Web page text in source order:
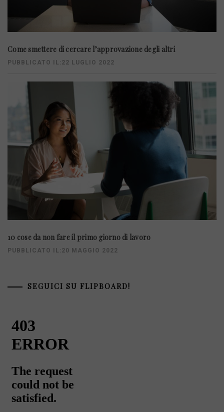
Come smettere di cercare l’approvazione degli altri
PUBBLICATO IL:22 LUGLIO 2022
10 cose da non fare il primo giorno di lavoro
PUBBLICATO IL:20 MAGGIO 2022
SEGUICI SU FLIPBOARD!